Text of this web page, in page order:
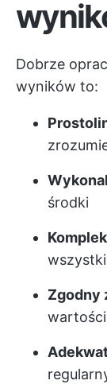
Dobrze
wyników to:
środki
Zgodny